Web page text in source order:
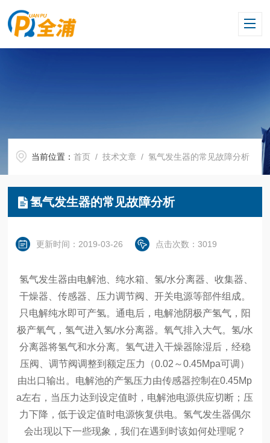
当前位置：首页 /技术文章 / 氢气发生器的常见故障分析
氢气发生器的常见故障分析
更新时间：2019-03-26 点击次数：3019
氢气发生器由电解池、纯水箱、氢/水分离器、收集器、
干燥器、传感器、压力调节阀、开关电源等部件组成。
只电解纯水即可产氢。通电后，电解池阴极产氢气，阳
极产氧气，氢气进入氢/水分离器。氧气排入大气。氢/水
分离器将氢气和水分离。氢气进入干燥器除湿后，经稳
压阀、调节阀调整到额定压力（0.02～0.45Mpa可调）
由出口输出。电解池的产氢压力由传感器控制在0.45Mp
a左右，当压力达到设定值时，电解池电源供应切断；压
力下降，低于设定值时电源恢复供电。 氢气发生器偶尔
会出现以下一些现象，我们在遇到时该如何处理呢？